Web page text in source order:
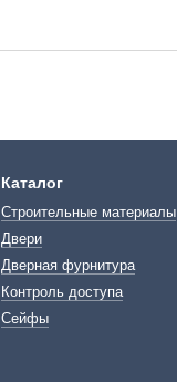
Каталог
Строительные материалы
Двери
Дверная фурнитура
Контроль доступа
Сейфы